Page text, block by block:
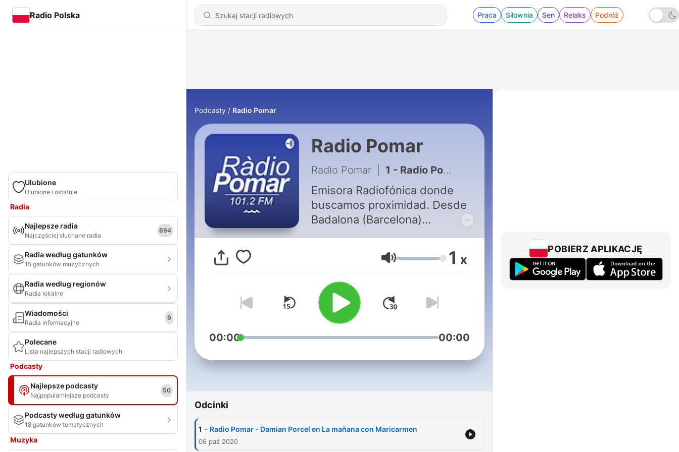
Radio Polska Praca Siłownia Sen Relaks Podróż
Ulubione
Ulubione i ostatnie
Radia
Najlepsze radia
Najczęściej słuchane radia
694
Radia według gatunków
15 gatunków muzycznych
Radia według regionów
Radia lokalne
Wiadomości
Radia informacyjne
9
Polecane
Lista najlepszych stacji radiowych
Podcasty
Najlepsze podcasty
Najpopularniejsze podcasty
50
Podcasty według gatunków
18 gatunków tematycznych
Muzyka
Podcasty Radio Pomar
Radio Pomar
Radio Pomar 1 - Radio Pomar - Damian Porcel en La mañana con Maricarmen
Emisora Radiofónica donde
buscamos proximidad. Desde
Badalona (Barcelona)
emocionantes, divertidos y
dicharacheros para que
arropado por nuestra música y
las cálidas voces de nuestros
locutores y nuestras locutoras.
Si sois de Barcelona y
encontrar siempre en la
de un poquito más lejos de
podéis escucharnos desde
Głośność 1 x
00:00 00:00
Odcinki
1 - Radio Pomar - Damian Porcel en La mañana con Maricarmen
06 paź 2020
POBIERZ APLIKACJĘ